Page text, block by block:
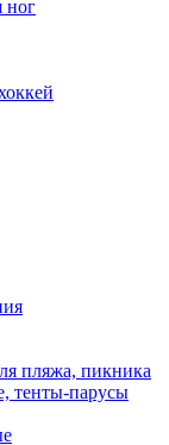
ног
пляжа, пикника
тенты-парусы